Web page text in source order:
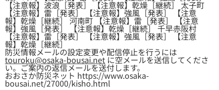
【注意報】波浪［発表］ 【注意報】乾燥［継続］ 太子町
【注意報】雷［発表］ 【注意報】強風［発表］ 【注意
報】乾燥［継続］ 河南町 【注意報】雷［発表］ 【注意
報】強風［発表］ 【注意報】乾燥［継続］ 千早赤阪村
【注意報】雷［発表］ 【注意報】強風［発表］ 【注意
報】乾燥［継続］
防災情報メールの設定変更や配信停止を行うには
touroku@osaka-bousai.netに空メールを送信してくださ
い。ご案内の返信メールを送付します。
おおさか防災ネット https://www.osaka-
bousai.net/27000/kisho.html